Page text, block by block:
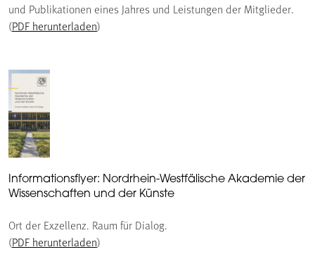
und Publikationen eines Jahres und Leistungen der Mitglieder.
(PDF herunterladen)
Informationsflyer: Nordrhein-Westfälische Akademie der
Wissenschaften und der Künste
Ort der Exzellenz. Raum für Dialog.
(PDF herunterladen)